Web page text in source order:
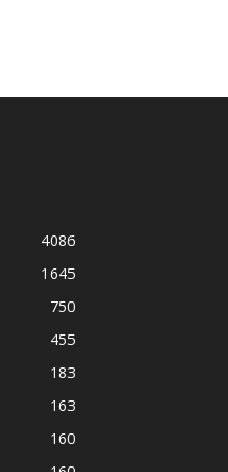
4086
1645
750
455
183
163
160